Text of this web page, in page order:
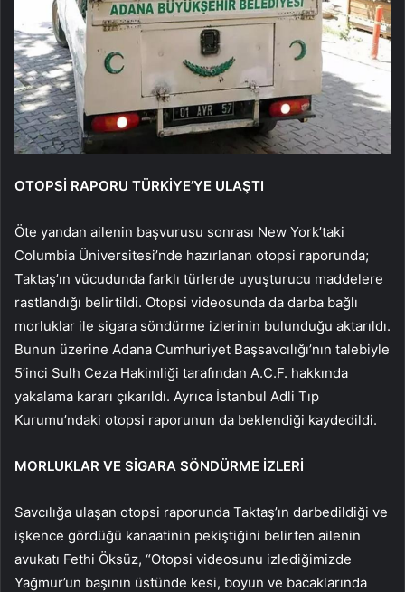
OTOPSİ RAPORU TÜRKİYE’YE ULAŞTI
Öte yandan ailenin başvurusu sonrası New York’taki
Columbia Üniversitesi’nde hazırlanan otopsi raporunda;
Taktaş’ın vücudunda farklı türlerde uyuşturucu maddelere
rastlandığı belirtildi. Otopsi videosunda da darba bağlı
morluklar ile sigara söndürme izlerinin bulunduğu aktarıldı.
Bunun üzerine Adana Cumhuriyet Başsavcılığı’nın talebiyle
5’inci Sulh Ceza Hakimliği tarafından A.C.F. hakkında
yakalama kararı çıkarıldı. Ayrıca İstanbul Adli Tıp
Kurumu’ndaki otopsi raporunun da beklendiği kaydedildi.
MORLUKLAR VE SİGARA SÖNDÜRME İZLERİ
Savcılığa ulaşan otopsi raporunda Taktaş’ın darbedildiği ve
işkence gördüğü kanaatinin pekiştiğini belirten ailenin
avukatı Fethi Öksüz, “Otopsi videosunu izlediğimizde
Yağmur’un başının üstünde kesi, boyun ve bacaklarında